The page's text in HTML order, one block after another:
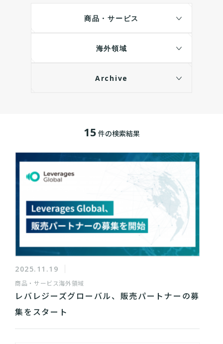
商品・サービス
海外領域
Archive
15 件の検索結果
2025.11.19
商品・サービス海外領域
レバレジーズグローバル、販売パートナーの募
集をスタート